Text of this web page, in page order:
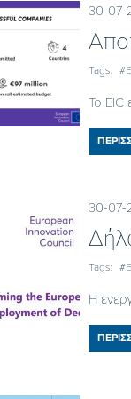
30-07-
Tags:
Το EIC
30-07-
Tags:
Η